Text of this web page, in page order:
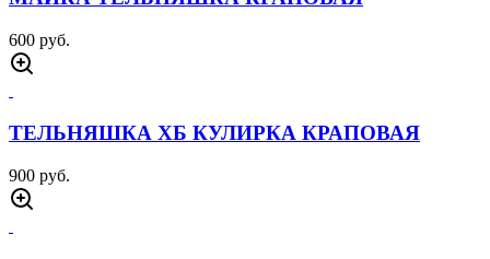
600 руб.
ТЕЛЬНЯШКА ХБ КУЛИРКА КРАПОВАЯ
900 руб.